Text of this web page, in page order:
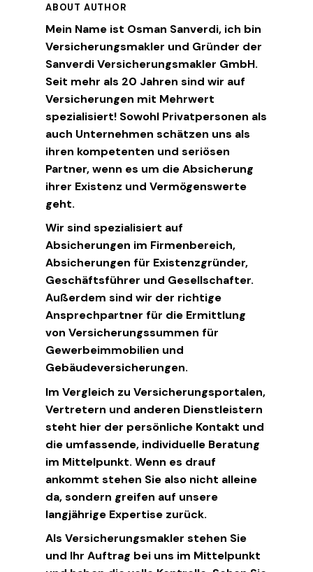
ABOUT AUTHOR
Mein Name ist Osman Sanverdi, ich bin
Versicherungsmakler und Gründer der
Sanverdi Versicherungsmakler GmbH.
Seit mehr als 20 Jahren sind wir auf
Versicherungen mit Mehrwert
spezialisiert! Sowohl Privatpersonen als
auch Unternehmen schätzen uns als
ihren kompetenten und seriösen
Partner, wenn es um die Absicherung
ihrer Existenz und Vermögenswerte
geht.
Wir sind spezialisiert auf
Absicherungen im Firmenbereich,
Absicherungen für Existenzgründer,
Geschäftsführer und Gesellschafter.
Außerdem sind wir der richtige
Ansprechpartner für die Ermittlung
von Versicherungssummen für
Gewerbeimmobilien und
Gebäudeversicherungen.
Im Vergleich zu Versicherungsportalen,
Vertretern und anderen Dienstleistern
steht hier der persönliche Kontakt und
die umfassende, individuelle Beratung
im Mittelpunkt. Wenn es drauf
ankommt stehen Sie also nicht alleine
da, sondern greifen auf unsere
langjährige Expertise zurück.
Als Versicherungsmakler stehen Sie
und Ihr Auftrag bei uns im Mittelpunkt